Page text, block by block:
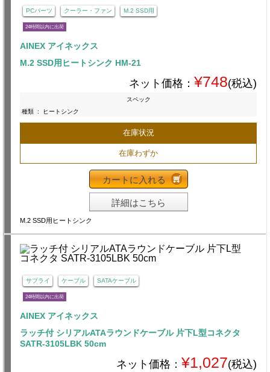
PCパーツ クーラー・ファン M.2 SSD用
24時間以内に出荷
AINEX アイネックス
M.2 SSD用ヒートシンク HM-21
ネット価格： ¥748(税込)
スペック
種類 : ヒートシンク
在庫状況
在庫わずか
カートに入れる
詳細はこちら
M.2 SSD用ヒートシンク
サプライ ケーブル SATAケーブル
24時間以内に出荷
AINEX アイネックス
ラッチ付 シリアルATAラウンドケーブル 片下L型コネクタ
SATR-3105LBK 50cm
ネット価格： ¥1,027(税込)